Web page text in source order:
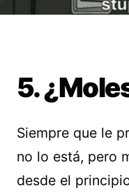
5.
Siempre que le
no lo está, pero
desde el